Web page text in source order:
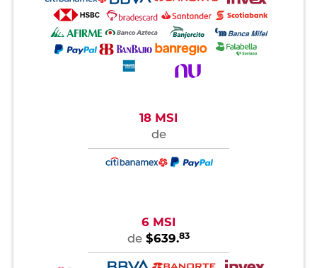
18 MSI
de
6 MSI
de $639.83